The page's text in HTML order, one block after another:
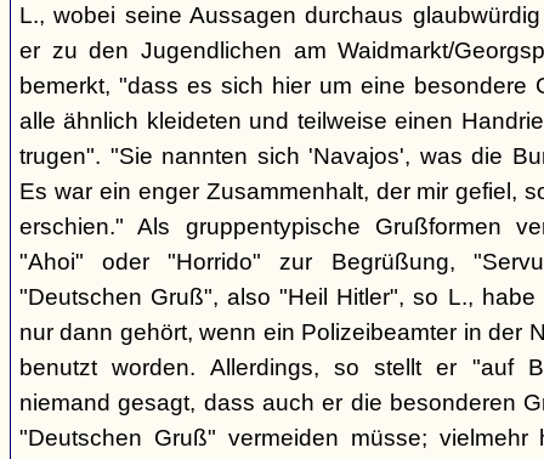
L., wobei seine Aussagen durchaus
er zu den Jugendlichen am Waidmarkt/
bemerkt, "dass es sich hier um eine besondere
alle ähnlich kleideten und teilweise einen
trugen". "Sie nannten sich 'Navajos', was die
Es war ein enger Zusammenhalt, der mir gefiel,
erschien." Als gruppentypische Grußformen
"Ahoi" oder "Horrido" zur Begrüßung,
"Deutschen Gruß", also "Heil Hitler", so L.,
nur dann gehört, wenn ein Polizeibeamter in der
benutzt worden. Allerdings, so stellt er "auf
niemand gesagt, dass auch er die besonderen
"Deutschen Gruß" vermeiden müsse;